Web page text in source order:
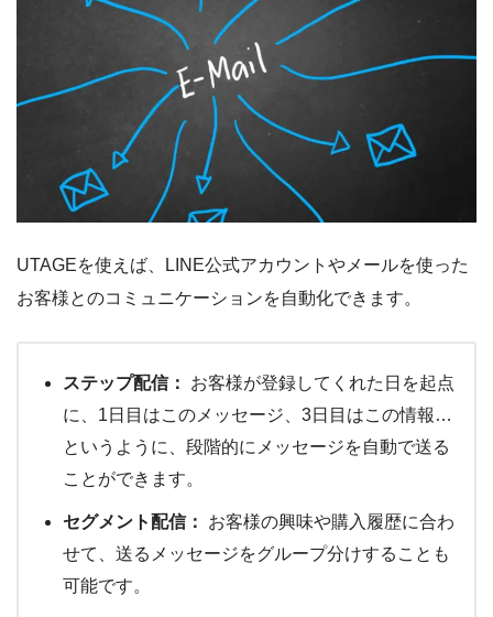
UTAGEを使えば、LINE公式アカウントやメールを使った
お客様とのコミュニケーションを自動化できます。
ステップ配信：
お客様が登録してくれた日を起点
に、1日目はこのメッセージ、3日目はこの情報…
というように、段階的にメッセージを自動で送る
ことができます。
セグメント配信：
お客様の興味や購入履歴に合わ
せて、送るメッセージをグループ分けすることも
可能です。